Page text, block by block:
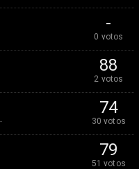
-
0 votos
88
2 votos
74
30 votos
79
51 votos